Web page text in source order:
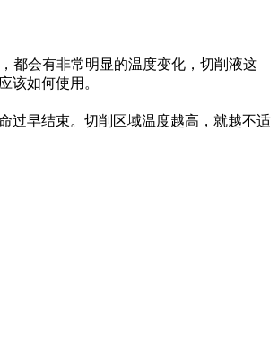
都会有非常明显的温度变化，切削液这
该如何使用。
过早结束。切削区域温度越高，就越不适